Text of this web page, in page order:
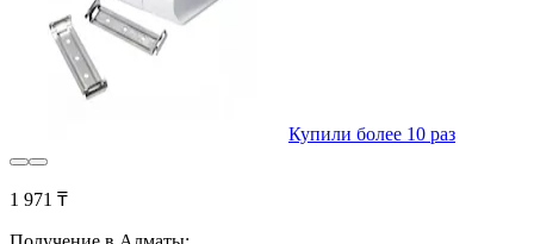
Купили более 10 раз
1 971 ₸